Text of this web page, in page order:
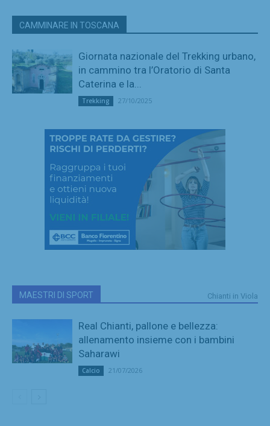
CAMMINARE IN TOSCANA
Giornata nazionale del Trekking urbano,
in cammino tra l’Oratorio di Santa
Caterina e la...
Trekking 27/10/2025
MAESTRI DI SPORT Chianti in Viola
Real Chianti, pallone e bellezza:
allenamento insieme con i bambini
Saharawi
Calcio 21/07/2026